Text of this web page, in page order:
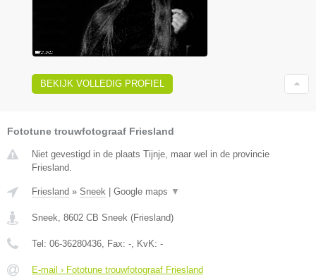
BEKIJK VOLLEDIG PROFIEL
Fototune trouwfotograaf Friesland
Niet gevestigd in de plaats Tijnje, maar wel in de provincie
Friesland.
Friesland » Sneek Google maps ▼
Sneek 8602 CB Sneek (Friesland)
Tel: 06-36280436 , Fax: - , KvK: -
E-mail › Fototune trouwfotograaf Friesland